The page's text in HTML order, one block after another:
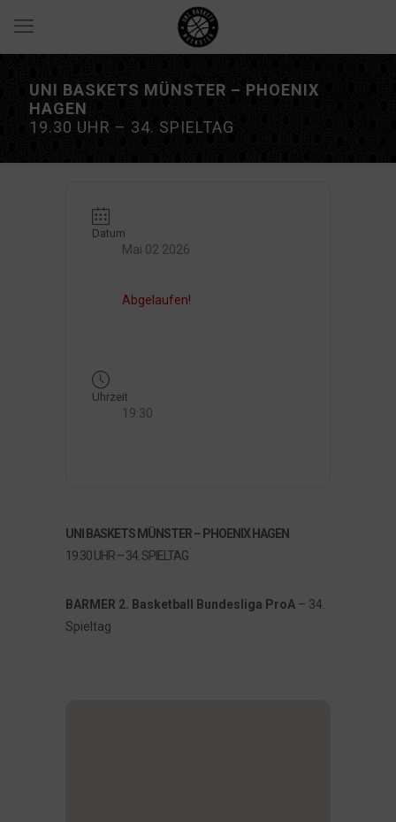
UNI BASKETS MÜNSTER – PHOENIX
HAGEN
19.30 UHR – 34. SPIELTAG
Datum
Mai 02 2026
Abgelaufen!
Uhrzeit
19:30
UNI BASKETS MÜNSTER – PHOENIX HAGEN
19.30 UHR – 34. SPIELTAG
BARMER 2. Basketball Bundesliga ProA – 34.
Spieltag